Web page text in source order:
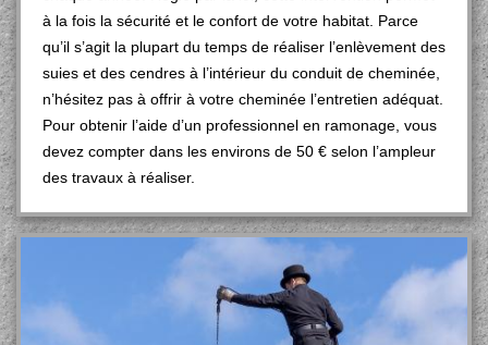
à la fois la sécurité et le confort de votre habitat. Parce
qu’il s’agit la plupart du temps de réaliser l’enlèvement des
suies et des cendres à l’intérieur du conduit de cheminée,
n’hésitez pas à offrir à votre cheminée l’entretien adéquat.
Pour obtenir l’aide d’un professionnel en ramonage, vous
devez compter dans les environs de 50 € selon l’ampleur
des travaux à réaliser.